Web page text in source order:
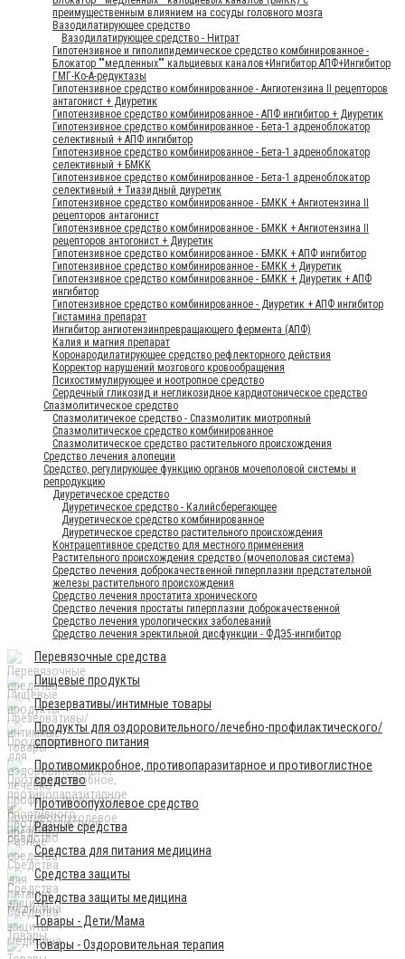
преимущественным влиянием на сосуды головного мозга
Вазодилатирующее средство
Вазодилатирующее средство - Нитрат
Гипотензивное и гиполипидемическое средство комбинированное -
Блокатор ""медленных"" кальциевых каналов+Ингибитор АПФ+Ингибитор
ГМГ-Ко-А-редуктазы
Гипотензивное средство комбинированное - Ангиотензина II рецепторов
антагонист + Диуретик
Гипотензивное средство комбинированное - АПФ ингибитор + Диуретик
Гипотензивное средство комбинированное - Бета-1 адреноблокатор
селективный + АПФ ингибитор
Гипотензивное средство комбинированное - Бета-1 адреноблокатор
селективный + БМКК
Гипотензивное средство комбинированное - Бета-1 адреноблокатор
селективный + Тиазидный диуретик
Гипотензивное средство комбинированное - БМКК + Ангиотензина II
рецепторов антагонист
Гипотензивное средство комбинированное - БМКК + Ангиотензина II
рецепторов антогонист + Диуретик
Гипотензивное средство комбинированное - БМКК + АПФ ингибитор
Гипотензивное средство комбинированное - БМКК + Диуретик
Гипотензивное средство комбинированное - БМКК + Диуретик + АПФ
ингибитор
Гипотензивное средство комбинированное - Диуретик + АПФ ингибитор
Гистамина препарат
Ингибитор ангиотензинпревращающего фермента (АПФ)
Калия и магния препарат
Коронародилатирующее средство рефлекторного действия
Корректор нарушений мозгового кровообращения
Психостимулирующее и ноотропное средство
Сердечный гликозид и негликозидное кардиотоническое средство
Спазмолитическое средство
Спазмолитичекое средство - Спазмолитик миотропный
Спазмолитическое средство комбинированное
Спазмолитическое средство растительного происхождения
Средство лечения алопеции
Средство, регулирующее функцию органов мочеполовой системы и
репродукцию
Диуретическое средство
Диуретическое средство - Калийсберегающее
Диуретическое средство комбинированное
Диуретическое средство растительного происхождения
Контрацептивное средство для местного применения
Растительного происхождения средство (мочеполовая система)
Средство лечения доброкачественной гиперплазии предстательной
железы растительного происхождения
Средство лечения простатита хронического
Средство лечения простаты гиперплазии доброкачественной
Средство лечения урологических заболеваний
Средство лечения эректильной дисфункции - ФДЭ5-ингибитор
Перевязочные средства
Пищевые продукты
Презервативы/интимные товары
Продукты для оздоровительного/лечебно-профилактического/
спортивного питания
Противомикробное, противопаразитарное и противоглистное
средство
Противоопухолевое средство
Разные средства
Средства для питания медицина
Средства защиты
Средства защиты медицина
Товары - Дети/Мама
Товары - Оздоровительная терапия